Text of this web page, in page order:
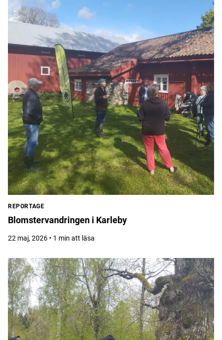
REPORTAGE
Blomstervandringen i Karleby
22 maj, 2026 • 1 min att läsa